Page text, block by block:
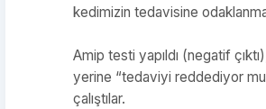
kedimizin tedavisine
Amip testi yapıldı (negatif
yerine “tedaviyi reddediyor
çalıştılar.